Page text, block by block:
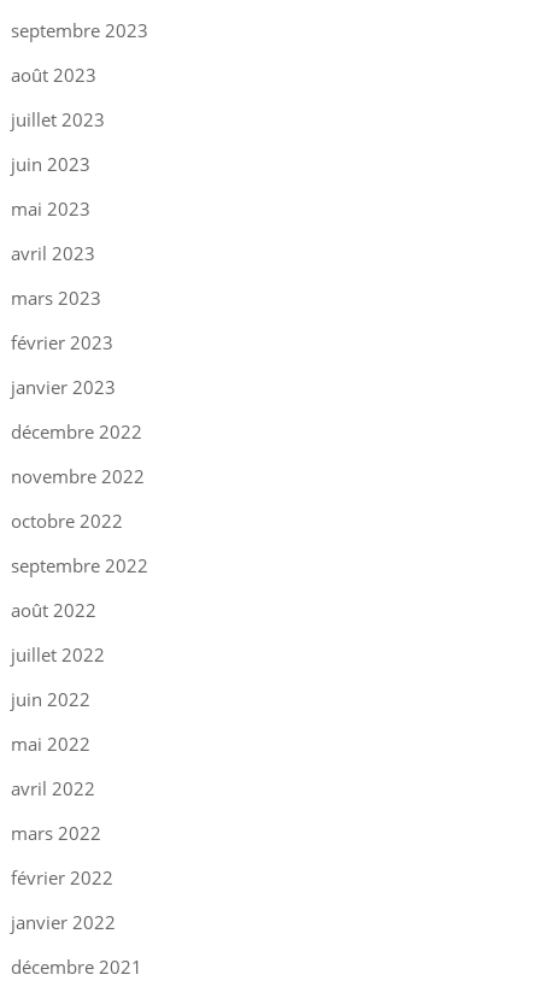
septembre 2023
août 2023
juillet 2023
juin 2023
mai 2023
avril 2023
mars 2023
février 2023
janvier 2023
décembre 2022
novembre 2022
octobre 2022
septembre 2022
août 2022
juillet 2022
juin 2022
mai 2022
avril 2022
mars 2022
février 2022
janvier 2022
décembre 2021